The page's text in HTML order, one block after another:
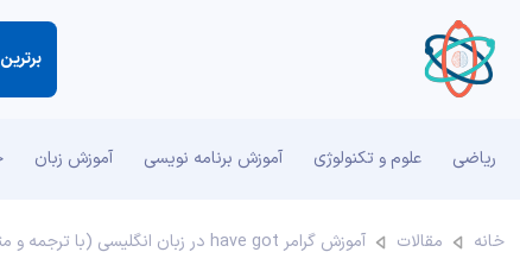
ریاضی علوم و تکنولوژی آموزش برنامه نویسی آموزش زبان
خانه مقالات آموزش گرامر have got در زبان انگلیسی (با ترجمه و مثال)